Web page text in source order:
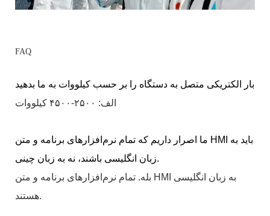
FAQ
بار الکتریکی متصل به دستگاه را بر حسب کیلووات به ما بدهید
الف: ۲۵۰۰-۴۵۰۰ کیلووات
ما اصرار داریم که تمام نرم‌افزارهای برنامه و متن HMI باید به
زبان انگلیسی باشند، نه به زبان چینی.
بله. تمام نرم‌افزارهای برنامه و متن HMI به زبان انگلیسی
هستند.